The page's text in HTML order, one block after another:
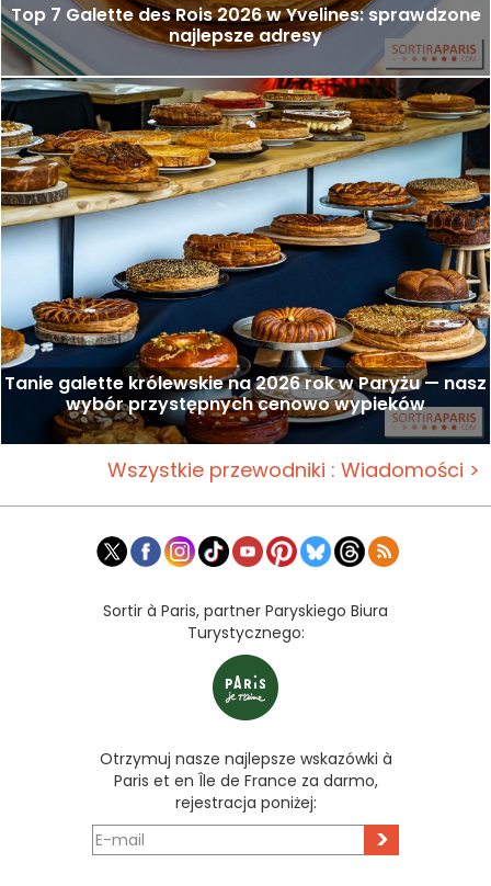
Top 7 Galette des Rois 2026 w Yvelines: sprawdzone
najlepsze adresy
Tanie galette królewskie na 2026 rok w Paryżu — nasz
wybór przystępnych cenowo wypieków
Wszystkie przewodniki : Wiadomości >
Sortir à Paris, partner Paryskiego Biura
Turystycznego:
Otrzymuj nasze najlepsze wskazówki à
Paris et en Île de France za darmo,
rejestracja poniżej:
>